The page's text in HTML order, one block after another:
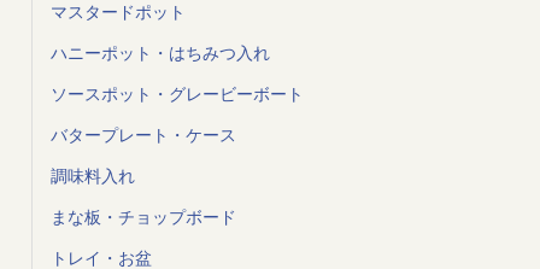
マスタードポット
ハニーポット・はちみつ入れ
ソースポット・グレービーボート
バタープレート・ケース
調味料入れ
まな板・チョップボード
トレイ・お盆